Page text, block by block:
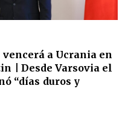
a Ucrania en
| Desde Varsovia el
“días duros y